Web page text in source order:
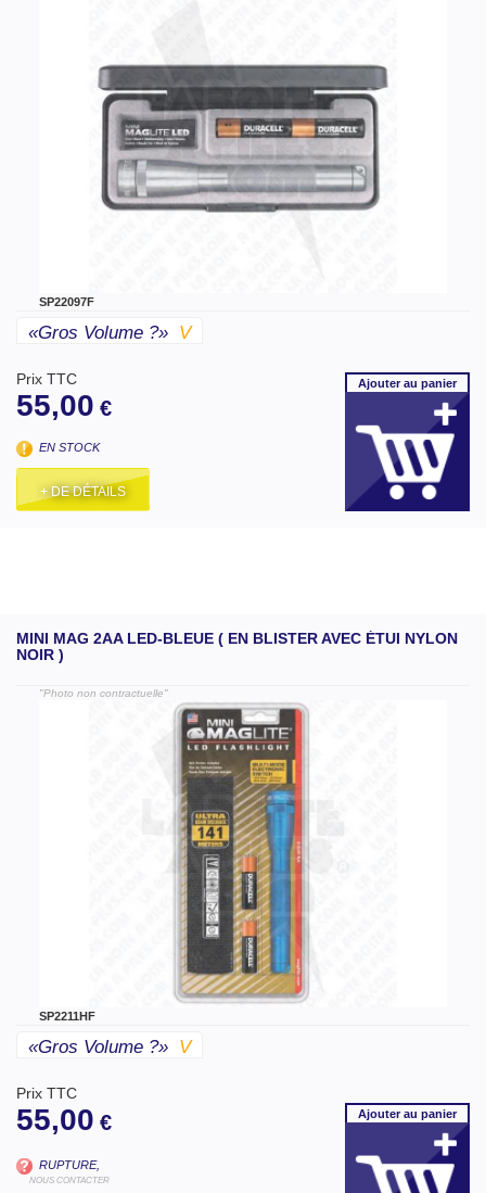
SP22097F
«gros Volume ?» V
Prix TTC
55,00 €
EN STOCK
+ DE DÉTAILS
Ajouterau panier
MINI MAG 2AA LED-BLEUE ( EN BLISTER AVEC ÉTUI NYLON
NOIR )
"Photo non contractuelle"
SP2211HF
«gros Volume ?» V
Prix TTC
55,00 €
RUPTURE,
NOUS CONTACTER
Ajouterau panier